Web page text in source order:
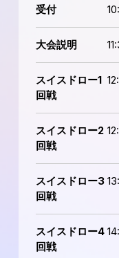
受付
大会説明
スイスドロー1
回戦
スイスドロー2
回戦
スイスドロー3
回戦
スイスドロー4
回戦